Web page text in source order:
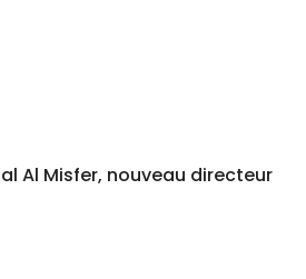
Al Misfer, nouveau directeur